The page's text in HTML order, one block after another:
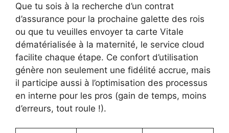
Que tu sois à la recherche d’un contrat
d’assurance pour la prochaine galette des rois
ou que tu veuilles envoyer ta carte Vitale
dématérialisée à la maternité, le service cloud
facilite chaque étape. Ce confort d’utilisation
génère non seulement une fidélité accrue, mais
il participe aussi à l’optimisation des processus
en interne pour les pros (gain de temps, moins
d’erreurs, tout roule !).